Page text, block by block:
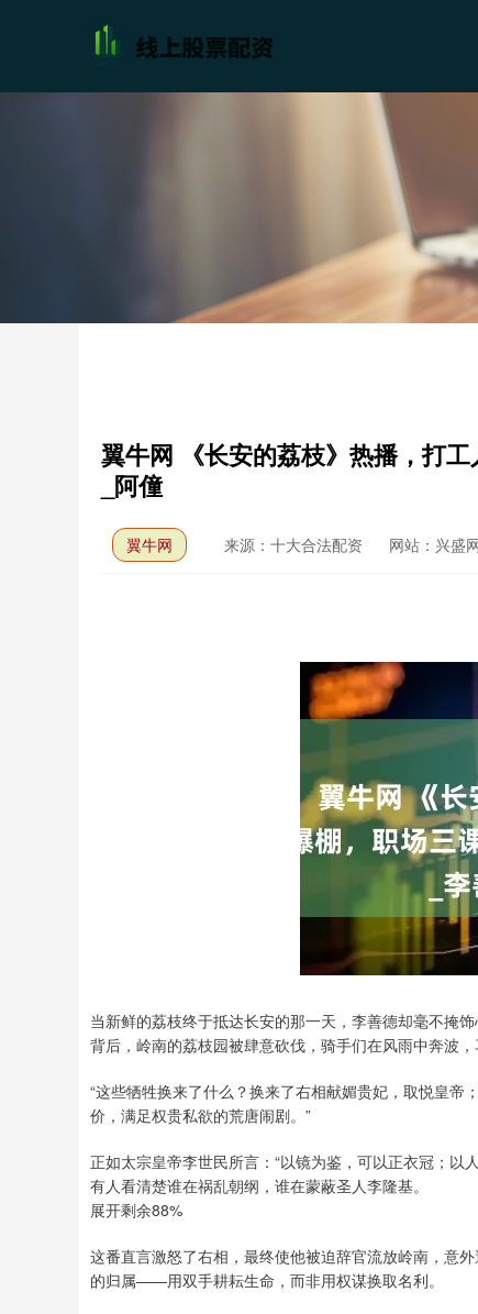
翼牛网 《长安的荔枝》热播，打
_阿僮
翼牛网 来源：十大合法配资 网站：兴盛
当新鲜的荔枝终于抵达长安的那一天，李善德却毫不掩
背后，岭南的荔枝园被肆意砍伐，骑手们在风雨中奔波
“这些牺牲换来了什么？换来了右相献媚贵妃，取悦皇
价，满足权贵私欲的荒唐闹剧。”
正如太宗皇帝李世民所言：“以镜为鉴，可以正衣冠；以
有人看清楚谁在祸乱朝纲，谁在蒙蔽圣人李隆基。
展开剩余88%
这番直言激怒了右相，最终使他被迫辞官流放岭南，意
的归属——用双手耕耘生命，而非用权谋换取名利。